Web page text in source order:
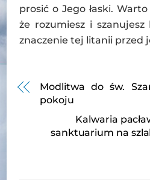
prosić o Jego łaski.
że rozumiesz i
znaczenie tej litanii przed
Modlitwa do św.
pokoju
Kalwaria
sanktuarium na